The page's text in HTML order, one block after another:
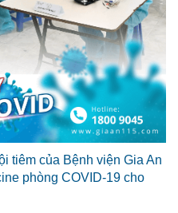
tiêm của Bệnh viện Gia An
phòng COVID-19 cho